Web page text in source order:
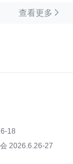
查看更多 
18
2026.6.26-27